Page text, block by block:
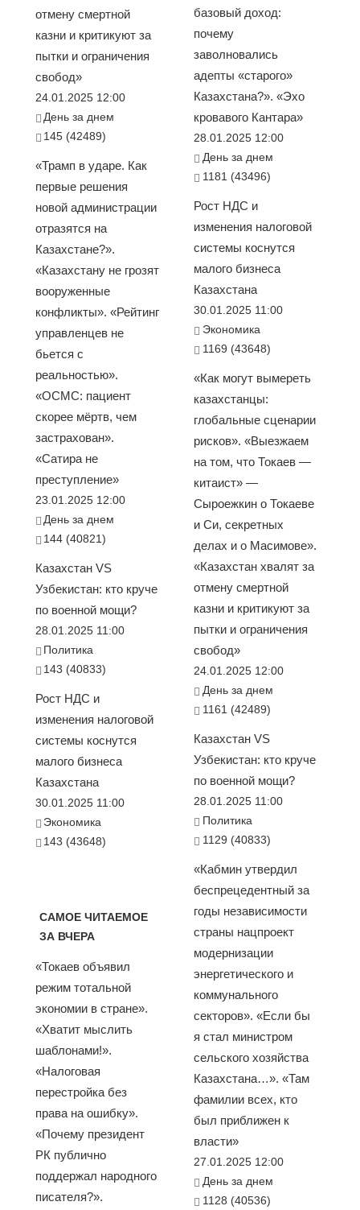
отмену смертной
казни и критикуют за
пытки и ограничения
свобод»
24.01.2025 12:00
День за днем
145 (42489)
«Трамп в ударе. Как
первые решения
новой администрации
отразятся на
Казахстане?».
«Казахстану не грозят
вооруженные
конфликты». «Рейтинг
управленцев не
бьется с
реальностью».
«ОСМС: пациент
скорее мёртв, чем
застрахован».
«Сатира не
преступление»
23.01.2025 12:00
День за днем
144 (40821)
Казахстан VS
Узбекистан: кто круче
по военной мощи?
28.01.2025 11:00
Политика
143 (40833)
Рост НДС и
изменения налоговой
системы коснутся
малого бизнеса
Казахстана
30.01.2025 11:00
Экономика
143 (43648)
САМОЕ ЧИТАЕМОЕ
ЗА ВЧЕРА
«Токаев объявил
режим тотальной
экономии в стране».
«Хватит мыслить
шаблонами!».
«Налоговая
перестройка без
права на ошибку».
«Почему президент
РК публично
поддержал народного
писателя?».
базовый доход:
почему
заволновались
адепты «старого»
Казахстана?». «Эхо
кровавого Кантара»
28.01.2025 12:00
День за днем
1181 (43496)
Рост НДС и
изменения налоговой
системы коснутся
малого бизнеса
Казахстана
30.01.2025 11:00
Экономика
1169 (43648)
«Как могут вымереть
казахстанцы:
глобальные сценарии
рисков». «Выезжаем
на том, что Токаев —
китаист» —
Сыроежкин о Токаеве
и Си, секретных
делах и о Масимове».
«Казахстан хвалят за
отмену смертной
казни и критикуют за
пытки и ограничения
свобод»
24.01.2025 12:00
День за днем
1161 (42489)
Казахстан VS
Узбекистан: кто круче
по военной мощи?
28.01.2025 11:00
Политика
1129 (40833)
«Кабмин утвердил
беспрецедентный за
годы независимости
страны нацпроект
модернизации
энергетического и
коммунального
секторов». «Если бы
я стал министром
сельского хозяйства
Казахстана…». «Там
фамилии всех, кто
был приближен к
власти»
27.01.2025 12:00
День за днем
1128 (40536)